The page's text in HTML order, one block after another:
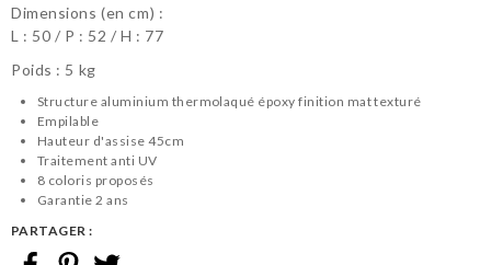
Dimensions (en cm) :
L : 50 P : 52 H : 77
Poids : 5 kg
Structure aluminium thermolaqué époxy finition mat texturé
Empilable
Hauteur d'assise 45cm
Traitement anti UV
8 coloris proposés
Garantie 2 ans
PARTAGER :